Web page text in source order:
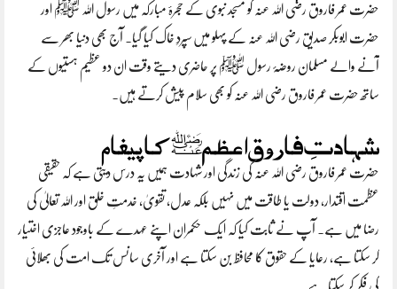
حضرت عمر فاروق رضی اللہ عنہ کو مسجد نبوی کے حجرۂ مبارکہ میں رسول اللہ ﷺ اور
حضرت ابوبکر صدیق رضی اللہ عنہ کے پہلو میں سپردِ خاک کیا گیا۔ آج بھی دنیا بھر سے
آنے والے مسلمان روضۂ رسول ﷺ پر حاضری دیتے وقت ان دو عظیم ہستیوں کے
ساتھ حضرت عمر فاروق رضی اللہ عنہ کو بھی سلام پیش کرتے ہیں۔
شہادتِ فاروق اعظمؓ کا پیغام
حضرت عمر فاروق رضی اللہ عنہ کی زندگی اور شہادت ہمیں یہ درس دیتی ہے کہ حقیقی
عظمت اقتدار، دولت یا طاقت میں نہیں بلکہ عدل، تقویٰ، خدمتِ خلق اور اللہ تعالیٰ کی
رضا میں ہے۔ آپ نے ثابت کیا کہ ایک حکمران اپنے عہدے کے باوجود عاجزی اختیار
کر سکتا ہے، رعایا کے حقوق کا محافظ بن سکتا ہے اور آخری سانس تک امت کی بھلائی
کی فکر کر سکتا ہے۔